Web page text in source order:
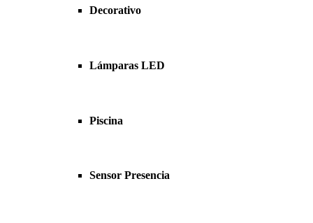
Decorativo
Lámparas LED
Piscina
Sensor Presencia